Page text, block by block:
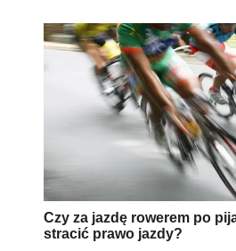
Czy za jazdę rowerem po
stracić prawo jazdy?